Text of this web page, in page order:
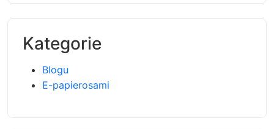
Kategorie
Blogu
E-papierosami